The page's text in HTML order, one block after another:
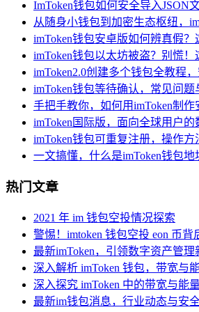
ImToken钱包如何安全导入JSON
从随身小钱包到加密生态枢纽，
imToken钱包安卓版如何辨真假？
imToken钱包以太坊被盗？别慌
imToken2.0创建多个钱包全教程
imToken钱包等待确认，常见问
手把手教你，如何用imToken制作
imToken国际版，面向全球用户
imToken钱包可重复注册，操作方
一文搞懂，什么是imToken钱包地
热门文章
2021 年 im 钱包空投情况探索
警惕！imtoken 钱包空投 eon 币背
最新imToken，引领数字资产管理
深入解析 imToken 钱包，带宽与
深入探究 imToken 中的带宽与能
最新im钱包消息，行业动态与安